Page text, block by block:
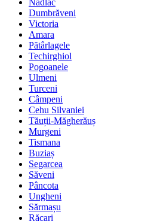
Nădlac
Dumbrăveni
Victoria
Amara
Pătârlagele
Techirghiol
Pogoanele
Ulmeni
Turceni
Câmpeni
Cehu Silvaniei
Tăuții-Măgherăuș
Murgeni
Tismana
Buziaș
Segarcea
Săveni
Pâncota
Ungheni
Sărmașu
Răcari